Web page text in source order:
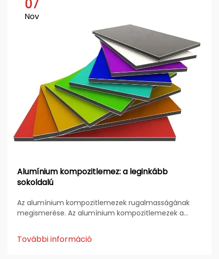
07
Nov
Alumínium kompozitlemez: a leginkább
sokoldalú
Az alumínium kompozitlemezek rugalmasságának
megismerése. Az alumínium kompozitlemezek a
alapvető anyagává váltak. Erősségükről,
könnyűségükről és esztétikai rugalmasságukról
További információ